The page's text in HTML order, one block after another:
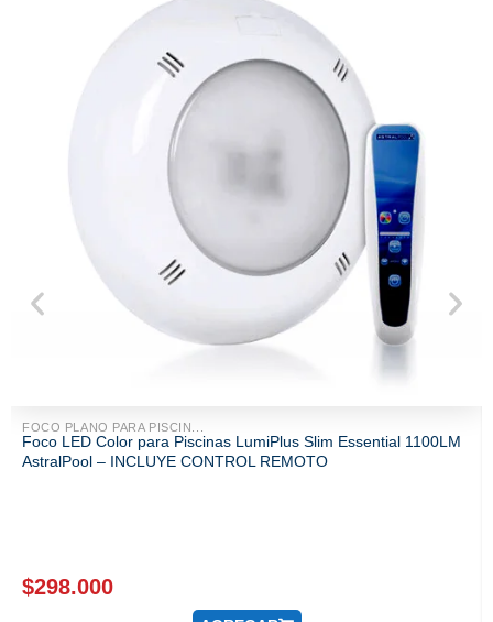
FOCO PLANO PARA PISCIN...
Foco LED Color para Piscinas LumiPlus Slim Essential 1100LM
AstralPool – INCLUYE CONTROL REMOTO
$298.000